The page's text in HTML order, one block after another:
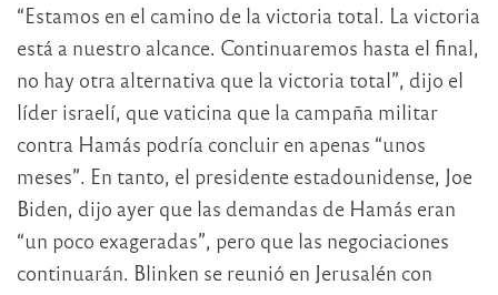
“Estamos en el camino de la victoria total. La victoria
está a nuestro alcance. Continuaremos hasta el final,
no hay otra alternativa que la victoria total”, dijo el
líder israelí, que vaticina que la campaña militar
contra Hamás podría concluir en apenas “unos
meses”. En tanto, el presidente estadounidense, Joe
Biden, dijo ayer que las demandas de Hamás eran
“un poco exageradas”, pero que las negociaciones
continuarán. Blinken se reunió en Jerusalén con